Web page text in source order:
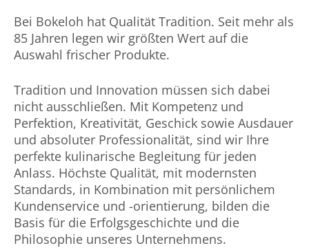
Bei Bokeloh hat Qualität Tradition. Seit mehr als
85 Jahren legen wir größten Wert auf die
Auswahl frischer Produkte.
Tradition und Innovation müssen sich dabei
nicht ausschließen. Mit Kompetenz und
Perfektion, Kreativität, Geschick sowie Ausdauer
und absoluter Professionalität, sind wir Ihre
perfekte kulinarische Be­glei­tung für jeden
Anlass. Höchste Qualität, mit modernsten
Standards, in Kombination mit per­sön­lichem
Kundenservice und -orientierung, bilden die
Basis für die Erfolgs­geschichte und die
Philosophie unseres Unternehmens.